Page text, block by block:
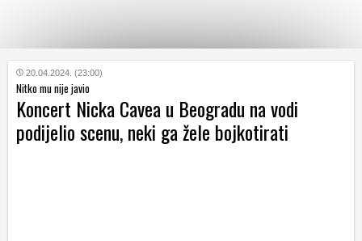
KATEGORIJE
HRVATSKI
WEB
20.04.2024. (23:00)
Nitko mu nije javio
Koncert Nicka Cavea u Beogradu na vodi
podijelio scenu, neki ga žele bojkotirati